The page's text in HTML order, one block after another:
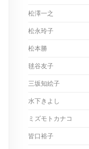
松澤一之
松永玲子
松本勝
毬谷友子
三坂知絵子
水下きよし
ミズモトカナコ
皆口裕子